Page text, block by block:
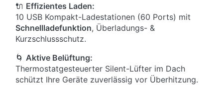
🔌 Effizientes Laden:
10 USB Kompakt-Ladestationen (60 Ports) mit
Schnellladefunktion, Überladungs- &
Kurzschlussschutz.
🌀 Aktive Belüftung:
Thermostatgesteuerter Silent-Lüfter im Dach
schützt Ihre Geräte zuverlässig vor Überhitzung.